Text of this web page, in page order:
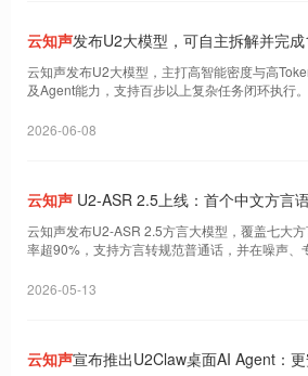
云知声发布U2大模型，可自主拆解并完
流
云知声发布U2大模型，主打高智能密度与高
及Agent能力，支持百步以上复杂任务闭环执行。
2026-06-08
云知声 U2-ASR 2.5上线：首个中文方言
云知声发布U2-ASR 2.5方言大模型，覆盖七大
率超90%，支持方言转规范普通话，并在噪声、
2026-05-13
云知声宣布推出U2Claw桌面AI Agent：